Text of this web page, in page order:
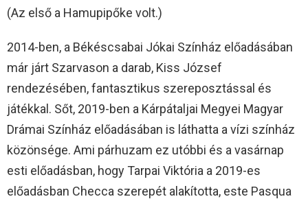
(Az első a Hamupipőke volt.)
2014-ben, a Békéscsabai Jókai Színház előadásában
már járt Szarvason a darab, Kiss József
rendezésében, fantasztikus szereposztással és
játékkal. Sőt, 2019-ben a Kárpátaljai Megyei Magyar
Drámai Színház előadásában is láthatta a vízi színház
közönsége. Ami párhuzam ez utóbbi és a vasárnap
esti előadásban, hogy Tarpai Viktória a 2019-es
előadásban Checca szerepét alakította, este Pasqua